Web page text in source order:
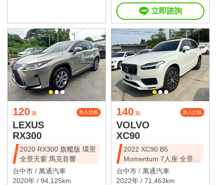
立即諮詢
120 萬 加入比較
LEXUS
RX300
2020 RX300 旗艦版 環景
全景天窗 馬克音響
台中市 / 萬通汽車
2020年 / 94,125km
140 萬 加入比較
VOLVO
XC90
2022 XC90 B5
Momentum 7人座 全景天
窗
台中市 / 萬通汽車
2022年 / 71,463km